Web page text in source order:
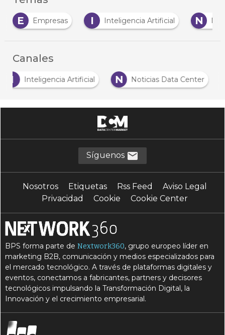
E
Empresas Inteligencia Artificial N
Canales
I
Inteligencia Artificial N Noticias Data Center
Síguenos
Nosotros Etiquetas Rss Feed
Aviso Legal
Privacidad
Cookie Cookie Center
BPS forma parte deNextwork360, grupo europeo líder en
marketing B2B, comunicación y medios especializados para
el mercado tecnológico. A través de plataformas digitales y
eventos, conectamos a fabricantes, partners y decisores
tecnológicos impulsando la Transformación Digital, la
Innovación y el crecimiento empresarial.